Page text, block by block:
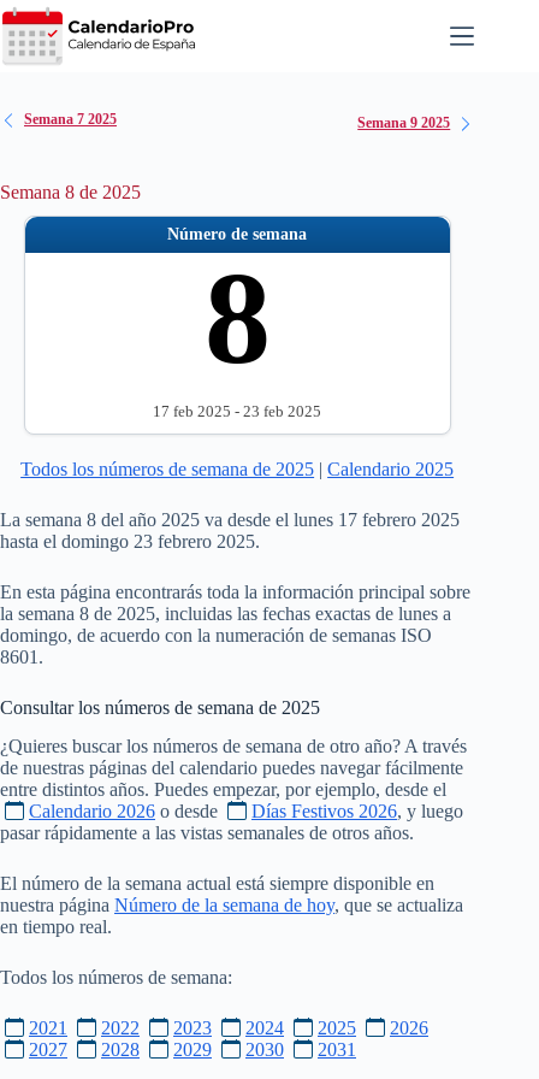
Saltar
al
contenido
Semana 7 2025 Semana 9 2025
Semana 8 de 2025
Número de semana
8
17 feb 2025 - 23 feb 2025
Todos los números de semana de 2025 |Calendario 2025
La semana 8 del año 2025 va desde el lunes 17 febrero 2025
hasta el domingo 23 febrero 2025.
En esta página encontrarás toda la información principal sobre
la semana 8 de 2025, incluidas las fechas exactas de lunes a
domingo, de acuerdo con la numeración de semanas ISO
8601.
Consultar los números de semana de 2025
¿Quieres buscar los números de semana de otro año? A través
de nuestras páginas del calendario puedes navegar fácilmente
entre distintos años. Puedes empezar, por ejemplo, desde el
Calendario 2026 o desde Días Festivos 2026, y luego
pasar rápidamente a las vistas semanales de otros años.
El número de la semana actual está siempre disponible en
nuestra página Número de la semana de hoy, que se actualiza
en tiempo real.
Todos los números de semana:
2021 2022 2023 2024 2025
2026
2027
2028 2029 2030 2031